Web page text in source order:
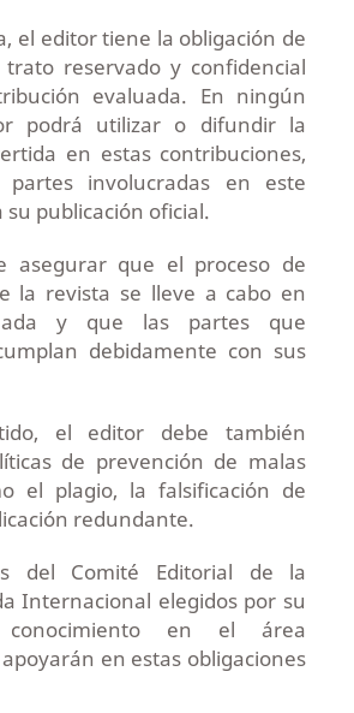
el editor tiene la obligación de
reservado y confidencial
evaluada. En ningún
podrá utilizar o difundir la
en estas contribuciones,
involucradas en este
su publicación oficial.
asegurar que el proceso de
la revista se lleve a cabo en
y que las partes que
debidamente con sus
el editor debe también
de prevención de malas
el plagio, la falsificación de
redundante.
del Comité Editorial de la
Internacional elegidos por su
en el área
en estas obligaciones